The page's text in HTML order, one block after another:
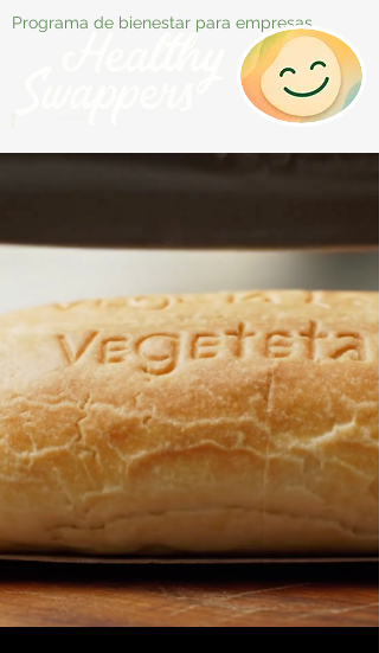
Programa de bienestar para empresas